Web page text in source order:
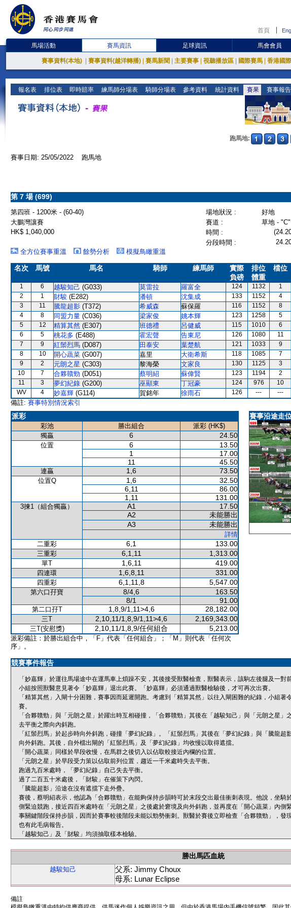
首頁
馬場活動 賽馬資訊 足球資訊 馬會會員
賽事資料(本地) 賽事資料(越洋轉播) 賽馬新聞 主要賽事 視聽播放區 國際賽馬 香港國
報名表 排位表 即時賠率 練馬師分場表 騎師分場表 參考資料 統計資料 賽果 賽事報告
跑馬地:
賽事日期: 25/05/2022 跑馬地
第 7 場 (699)
第四班 - 1200米 - (60-40) 場地狀況 :
好地
大鵬灣讓賽
賽道 :
草地 -
HK$ 1,040,000
時間 :
分段時間 :
全方位賽事重溫
餘勢分析 模擬鳥瞰重溫
名次 馬號 馬名 騎師 練馬師
實際
負磅
排位
體重
檔位
1 6 越駿知己 (G033) 莫雷拉 羅富全 124 1132 1
2
1 財駿 (E282) 潘頓 沈集成 133 1152 4
3
11 騰龍超影 (T372) 希威森 蘇保羅 116 1152 8
4
8 同盟力量 (C036) 梁家俊 姚本輝 123 1258 5
5
12 精算其然 (E307) 班德禮 呂健威 115 1010 6
6
5 桃花多 (E488) 霍宏聲 告東尼 126 1080 11
7
9 紅鬃烈馬 (D087) 田泰安 葉楚航 121 1033 9
8
10 開心蔬菜 (G007) 嘉里 大衛希斯 118 1085 7
9
2 元朗之星 (C303) 黎海榮 文家良 130 1125 3
10
7 合夥贛勁 (D051) 蔡明紹 蘇偉賢 123 1194 2
11
3 夢幻紀錄 (G200) 巫顯東 丁冠豪 124 976 10
WV
4 妙嘉輝 (G114) 賀銘年 徐雨石 126 --- ---
備註: 賽事特別情況索引
派彩
彩池 勝出組合
派彩 (HK$)
獨贏
6 24.50
位置 6
13.50
1
17.00
11
45.50
連贏 1,6 73.50
位置Q 1,6
32.50
6,11
86.00
1,11
131.00
3揀1（組合獨贏） A1
17.50
A2
未能勝出
A3
未能勝出
詳情
二重彩
6,1 133.00
三重彩 6,1,11 1,313.00
單T 1,6,11 419.00
四連環 1,6,8,11 331.00
四重彩 6,1,11,8 5,547.00
第六口孖寶 8/4,6
163.50
8/1
91.00
第二口孖T 1,8,9/1,11>4,6 28,182.00
三T 2,10,11/1,8,9/1,11>4,6 2,169,343.00
三T(安慰獎) 2,10,11/1,8,9/任何組合 5,213.00
派彩備註：於勝出組合中，「F」代表「任何組合」；「M」則代表「任何次
序」。
賽事沿途走
競賽事件報告
「妙嘉輝」於運往馬場途中在運馬車上煩躁不安，其後接受獸醫檢查，獸醫表示，該駒左後腿及一對
小組按照獸醫意見著令「妙嘉輝」退出此賽。「妙嘉輝」必須通過獸醫檢驗後，才可再次出賽。
「精算其然」入閘十分困難，賽事因而延遲開跑。考慮到「精算其然」以往入閘困難的紀錄，小組著
賽。
「合夥贛勁」與「元朗之星」於躍出時互相碰撞，「合夥贛勁」其後在「越駿知己」與「元朗之星」
去平衡之際向內斜跑。
「紅鬃烈馬」於起步時向外斜跑，碰撞「夢幻紀錄」。「紅鬃烈馬」其後在「夢幻紀錄」與「騰龍超
向外斜跑。其後，自外檔出閘的「紅鬃烈馬」及「夢幻紀錄」均收慢以取得遮擋。
「開心蔬菜」同樣於早段收慢，在馬群之後切入以佔取較接近內欄的位置。
「元朗之星」於早段受力策以佔取前列位置，趨近一千米處時失去平衡。
跑過九百米處時，「夢幻紀錄」自己失去平衡。
過了二百五十米處後，「財駿」在催策下內閃。
「騰龍超影」沿途在沒有遮擋下走外疊。
賽後，蔡明紹表示，他認為「合夥贛勁」在能夠保持步韻時可於末段交出最佳衝刺表現。他說，坐騎
側緊迫競跑，接近四百米處時在「元朗之星」之後處於窘境及向外斜跑，並再度在「開心蔬菜」內側
事關鍵階段保持步韻，因而於賽事較後階段未能以勁勢衝刺。獸醫於賽後立即檢查「合夥贛勁」，發
也有此毛病報告。
「越駿知己」及「財駿」均須抽取樣本檢驗。
勝出馬匹血統
越駿知己
父系: Jimmy Choux
母系: Lunar Eclipse
備註